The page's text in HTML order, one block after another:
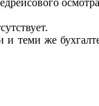
и теми же